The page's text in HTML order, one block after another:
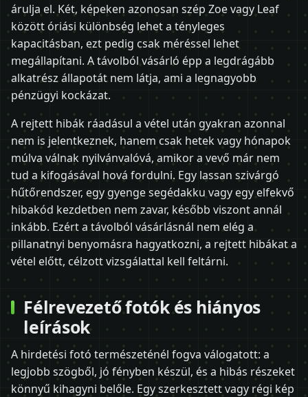
árulja el. Két, képeken azonosan szép Zoe vagy Leaf
között óriási különbség lehet a tényleges
kapacitásban, ezt pedig csak méréssel lehet
megállapítani. A távolból vásárló épp a legdrágább
alkatrész állapotát nem látja, ami a legnagyobb
pénzügyi kockázat.
A rejtett hibák ráadásul a vétel után gyakran azonnal
nem is jelentkeznek, hanem csak hetek vagy hónapok
múlva válnak nyilvánvalóvá, amikor a vevő már nem
tud a kifogásával hová fordulni. Egy lassan szivárgó
hűtőrendszer, egy gyenge segédakku vagy egy elfekvő
hibakód kezdetben nem zavar, később viszont annál
inkább. Ezért a távolból vásárlásnál nem elég a
pillanatnyi benyomásra hagyatkozni, a rejtett hibákat a
vétel előtt, célzott vizsgálattal kell feltárni.
Félrevezető fotók és hiányos
leírások
A hirdetési fotó természeténél fogva válogatott: a
legjobb szögből, jó fényben készül, és a hibás részeket
könnyű kihagyni belőle. Egy szerkesztett vagy régi kép